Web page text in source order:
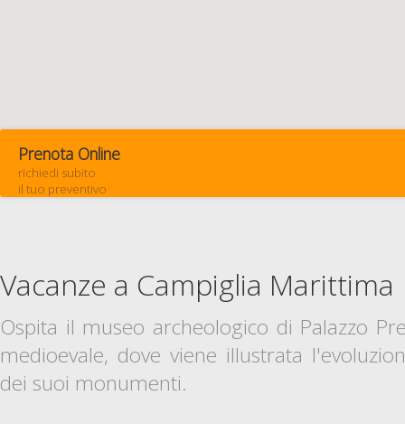
Prenota Online
richiedi subito
il tuo preventivo
Vacanze a Campiglia Marittima
Ospita il museo archeologico di Palazzo
medioevale, dove viene illustrata
dei suoi monumenti.